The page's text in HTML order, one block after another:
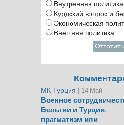
Внутренняя
Курдский вопрос и
Экономическая
Внешняя политика
Ответить
МК-Турция | 14 Май
Военное
Бельгии и Турции:
прагматизм или